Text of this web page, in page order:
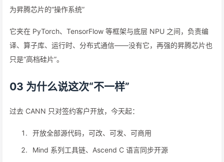
为昇腾芯片的“操作系统”
它夹在 PyTorch、TensorFlow 等框架与底层 NPU 之间，负责编
译、算子库、运行时、分布式通信——没有它，再强的昇腾芯片也
只是“高档硅片”。
03 为什么说这次“不一样”
过去 CANN 只对签约客户开放，今天起：
开放全部源代码，可改、可发、可商用
Mind 系列工具链、Ascend C 语言同步开源